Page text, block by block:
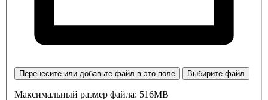
Перенесите или добавьте файл в это поле Выбирите файл
Максимальный размер файла: 516MB